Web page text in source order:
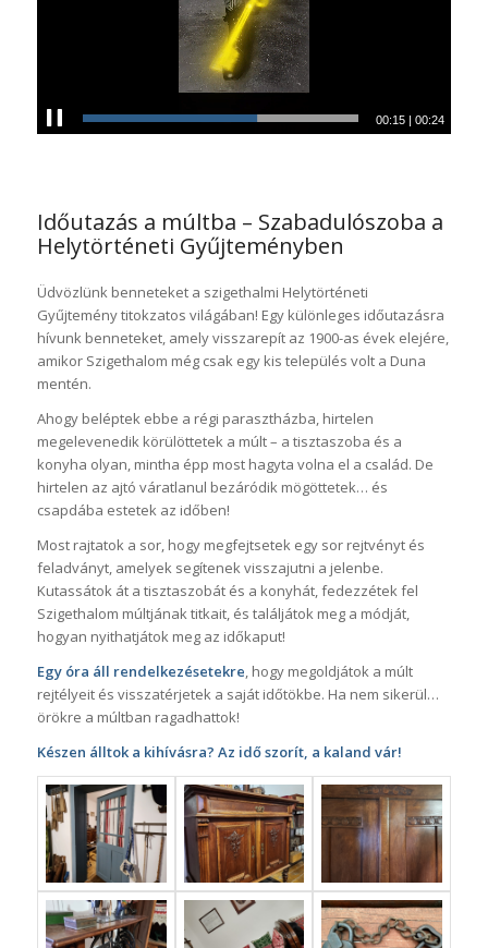
00:16 |00:24
Időutazás a múltba – Szabadulószoba a
Helytörténeti Gyűjteményben
Üdvözlünk benneteket a szigethalmi Helytörténeti
Gyűjtemény titokzatos világában! Egy különleges időutazásra
hívunk benneteket, amely visszarepít az 1900-as évek elejére,
amikor Szigethalom még csak egy kis település volt a Duna
mentén.
Ahogy beléptek ebbe a régi parasztházba, hirtelen
megelevenedik körülöttetek a múlt – a tisztaszoba és a
konyha olyan, mintha épp most hagyta volna el a család. De
hirtelen az ajtó váratlanul bezáródik mögöttetek… és
csapdába estetek az időben!
Most rajtatok a sor, hogy megfejtsetek egy sor rejtvényt és
feladványt, amelyek segítenek visszajutni a jelenbe.
Kutassátok át a tisztaszobát és a konyhát, fedezzétek fel
Szigethalom múltjának titkait, és találjátok meg a módját,
hogyan nyithatjátok meg az időkaput!
Egy óra áll rendelkezésetekre, hogy megoldjátok a múlt
rejtélyeit és visszatérjetek a saját időtökbe. Ha nem sikerül…
örökre a múltban ragadhattok!
Készen álltok a kihívásra? Az idő szorít, a kaland vár!